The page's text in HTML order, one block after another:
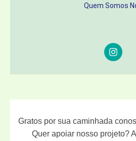
Quem Somos
Gratos por sua caminhada
Quer apoiar nosso projeto?